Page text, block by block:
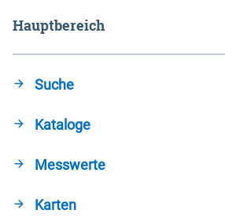
Hauptbereich
Suche
Kataloge
Messwerte
Karten